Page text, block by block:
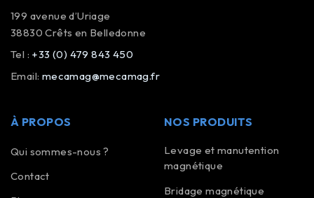
199 avenue d’Uriage
38830 Crêts en Belledonne
Tel : +33 (0) 479 843 450
Email: mecamag@mecamag.fr
À PROPOS
Qui sommes-nous ?
Contact
NOS PRODUITS
Levage et manutention
magnétique
Bridage magnétique